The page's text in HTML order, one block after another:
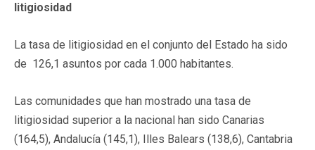
litigiosidad
La tasa de litigiosidad en el conjunto del Estado ha sido
de 126,1 asuntos por cada 1.000 habitantes.
Las comunidades que han mostrado una tasa de
litigiosidad superior a la nacional han sido Canarias
(164,5), Andalucía (145,1), Illes Balears (138,6), Cantabria